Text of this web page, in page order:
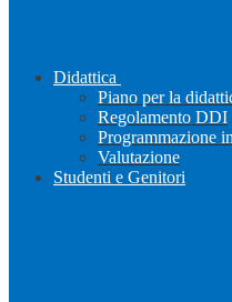
Didattica
Piano per la
Regolamento DDI
Programmazione
Valutazione
Studenti e Genitori